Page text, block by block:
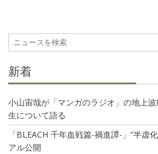
ョ
ン
新着
小山宙哉が「マンガのラジオ」の地上
生について語る
「BLEACH 千年血戦篇-禍進譚-」“半虚
アル公開